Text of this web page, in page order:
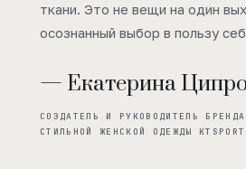
ткани. Это не вещи на один
осознанный выбор в пользу
— Екатерина
СОЗДАТЕЛЬ И РУКОВОДИТЕЛЬ БРЕНДА
СТИЛЬНОЙ ЖЕНСКОЙ ОДЕЖДЫ KTSPORT